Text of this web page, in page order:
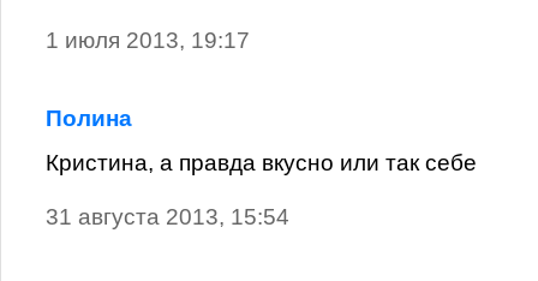
1 июля 2013, 19:17
Полина
Кристина, а правда вкусно или так себе
31 августа 2013, 15:54